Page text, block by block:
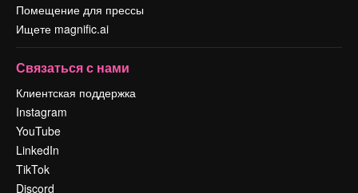
Помещение для прессы
Ищете magnific.ai
Связаться с нами
Клиентская поддержка
Instagram
YouTube
LinkedIn
TikTok
Discord